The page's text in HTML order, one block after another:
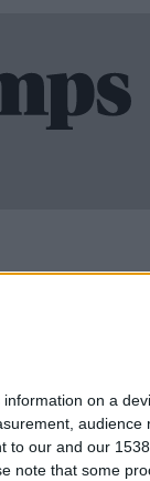
on a
audience
to our and our
note that some